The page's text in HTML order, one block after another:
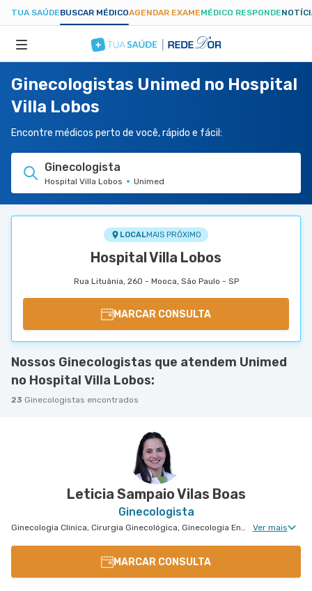
TUA SAÚDEBUSCAR MÉDICOAGENDAR EXAMEMÉDICO RESPONDE
ESPECIALIDADES
HOSPITAIS
TUASAUDE.COM
Ginecologistas Unimed no Hospital
Villa Lobos
Encontre médicos perto de você, rápido e fácil:
Ginecologista
Hospital Villa Lobos Unimed
LOCALMAIS PRÓXIMO
Hospital Villa Lobos
Rua Lituânia, 260 - Mooca, São Paulo - SP
MARCAR CONSULTA
Nossos Ginecologistas que atendem Unimed
no Hospital Villa Lobos:
23 Ginecologistas encontrados
Leticia Sampaio Vilas Boas
Ginecologista
Ginecologia Clinica, Cirurgia Ginecológica, Ginecologia Endócrina, Núcleo de Endometriose, Uroginecologia, Ginecologia Videohisteroscopia Ver mais
MARCAR CONSULTA